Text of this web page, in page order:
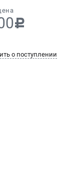
c
о поступлении